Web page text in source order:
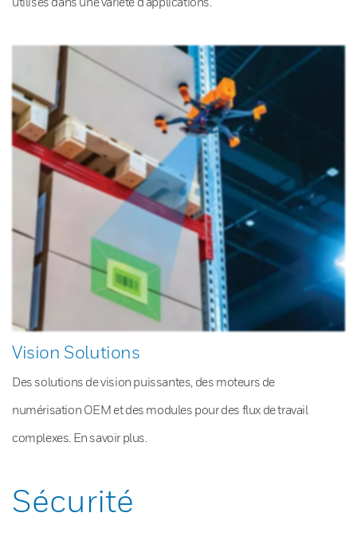
Vision Solutions
Des solutions de vision puissantes, des moteurs de
numérisation OEM et des modules pour des flux de travail
complexes. En savoir plus.
Sécurité